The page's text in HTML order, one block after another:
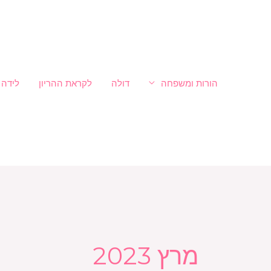
הורות ומשפחה דולה לקראת ההריון לידה
מרץ 2023